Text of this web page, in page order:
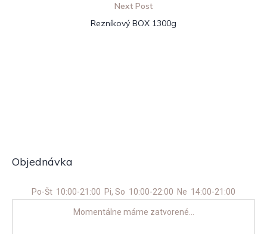
Rezníkový BOX 1300g
Next Post
Objednávka
Po-Št 10:00-21:00 Pi, So 10:00-22:00 Ne 14:00-21:00
Momentálne máme zatvorené...